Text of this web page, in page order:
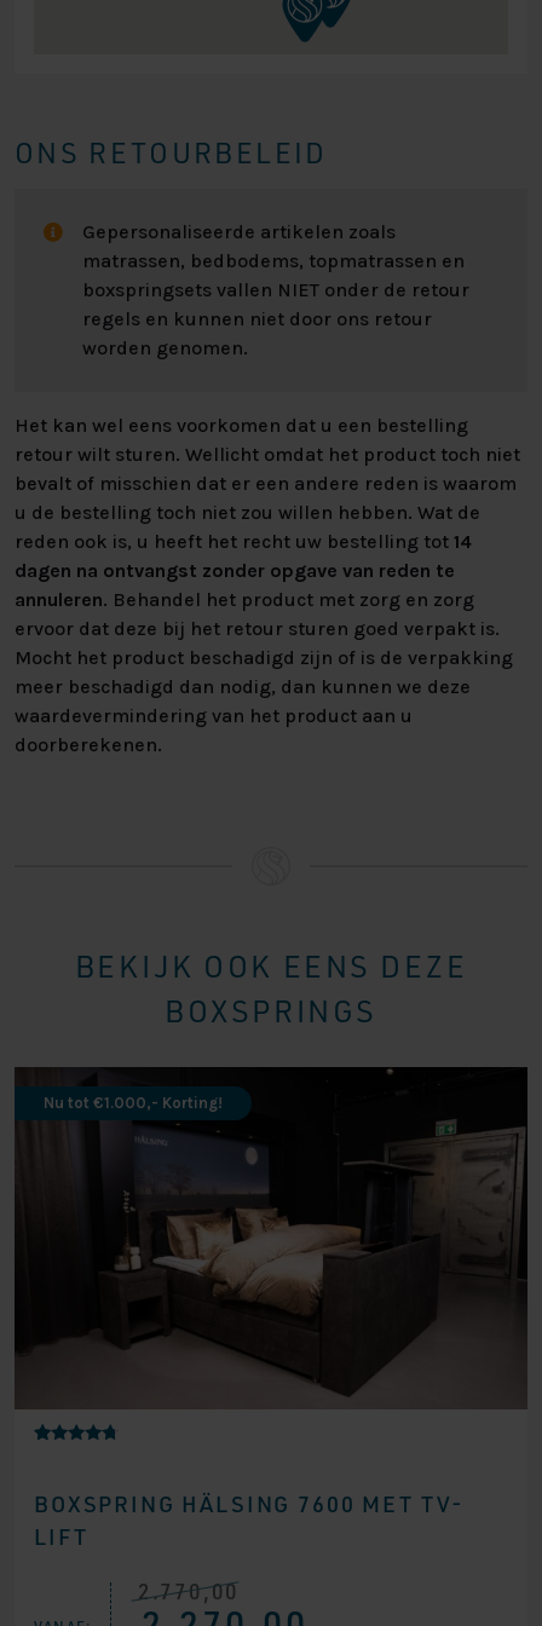
Kies uit verschillende potensets van 12 cm hoogte om
de Newark Boxspring aan te passen aan uw
afstandsbedieningen terwijl u comfortabel ligt.
Ontdek uw op maat gemaakte Newark Boxspring bij
Nederlands Slaapcentrum. Bezoek onze vestigingen
voor persoonlijk advies, bekijk het assortiment en stel
vrijblijvend contact met ons opnemen. Bekijk alle
specificaties in het overzicht hiernaast of ga naar “zelf
samenstellen” voor alle mogelijkheden.
ONS RETOURBELEID
Gepersonaliseerde artikelen zoals
matrassen, bedbodems, topmatrassen en
boxspringsets vallen NIET onder de retour
regels en kunnen niet door ons retour
worden genomen.
Het kan wel eens voorkomen dat u een bestelling
retour wilt sturen. Wellicht omdat het product toch niet
bevalt of misschien dat er een andere reden is waarom
u de bestelling toch niet zou willen hebben. Wat de
reden ook is, u heeft het recht uw bestelling tot 14
dagen na ontvangst zonder opgave van reden te
annuleren. Behandel het product met zorg en zorg
ervoor dat deze bij het retour sturen goed verpakt is.
Mocht het product beschadigd zijn of is de verpakking
meer beschadigd dan nodig, dan kunnen we deze
waardevermindering van het product aan u
doorberekenen.
BEKIJK OOK EENS DEZE
BOXSPRINGS
op 5
op
klantbeoor
BOXSPRING HÄLSING 7600 MET TV-
LIFT
Nu tot €1.000,- Korting!
2.770,00
Oorspronkelijke
prijs
Huidige
prijs